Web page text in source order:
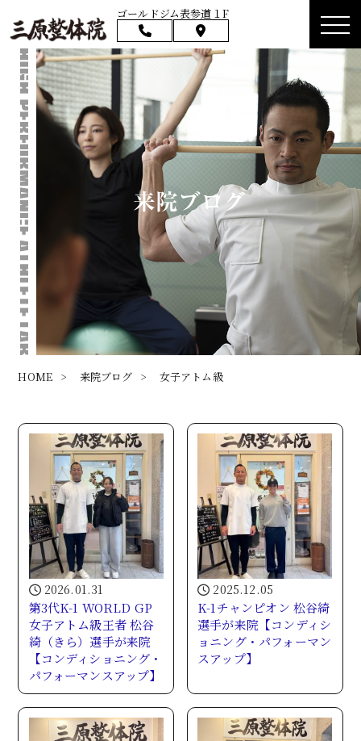
ゴールドジム表参道１F
来院ブログ
HOME > 来院ブログ > 女子アトム級
2026.01.31
第3代K-1 WORLD GP
女子アトム級王者 松谷
綺（きら）選手が来院
【コンディショニング・
パフォーマンスアップ】
2025.12.05
K-1チャンピオン 松谷綺
選手が来院【コンディシ
ョニング・パフォーマン
スアップ】